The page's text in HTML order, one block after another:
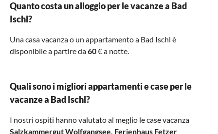
Quanto costa un alloggio per le vacanze a Bad
Ischl?
Una casa vacanza o un appartamento a Bad Ischl è
disponibile a partire da60€ a notte.
Quali sono i migliori appartamenti e case per le
vacanze a Bad Ischl?
I nostri ospiti hanno valutato al meglio le case vacanza
Salzkammergut Wolfgangsee, Ferienhaus Fetzer